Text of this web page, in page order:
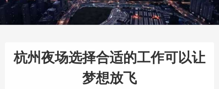
杭州夜场选择合适的工作可以让
梦想放飞